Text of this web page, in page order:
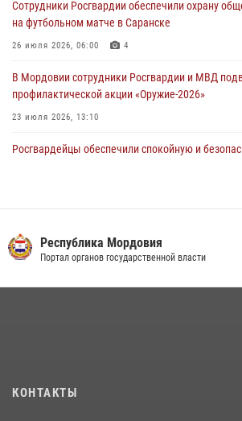
проведения масштабного праздника в
05 августа 2026, 09:04 4
Сотрудники Росгвардии обеспечили охрану
на футбольном матче в Саранске
26 июля 2026, 06:00 4
В Мордовии сотрудники Росгвардии и МВД
профилактической акции «Оружие‑2026»
23 июля 2026, 13:10
Росгвардейцы обеспечили спокойную и
обеспечили безопасность на футбольных
регионального турнира до Суперкубка России
содействии сотрудников Росгвардии
Республика Мордовия
Портал органов государственной власти
КОНТАКТЫ